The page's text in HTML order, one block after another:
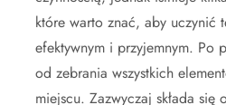
które warto znać, aby uczynić
efektywnym i przyjemnym. Po
od zebrania wszystkich
miejscu. Zazwyczaj składa się